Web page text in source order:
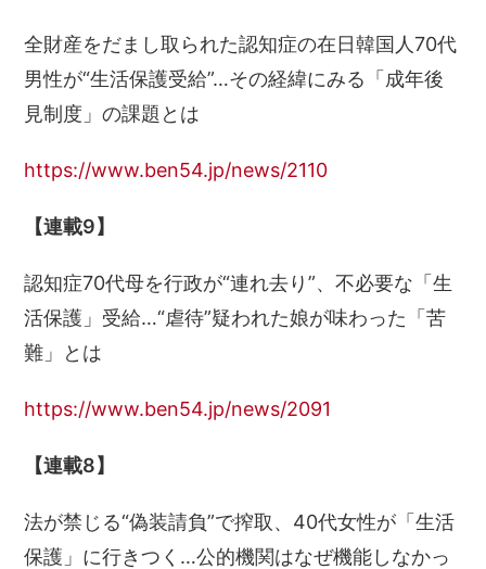
全財産をだまし取られた認知症の在日韓国人70代
男性が“生活保護受給”…その経緯にみる「成年後
見制度」の課題とは
https://www.ben54.jp/news/2110
【連載9】
認知症70代母を行政が“連れ去り”、不必要な「生
活保護」受給…“虐待”疑われた娘が味わった「苦
難」とは
https://www.ben54.jp/news/2091
【連載8】
法が禁じる“偽装請負”で搾取、40代女性が「生活
保護」に行きつく…公的機関はなぜ機能しなかっ